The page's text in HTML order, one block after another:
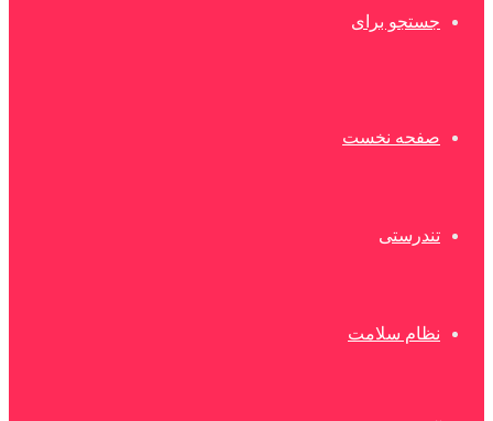
جستجو برای
صفحه نخست
تندرستی
نظام سلامت